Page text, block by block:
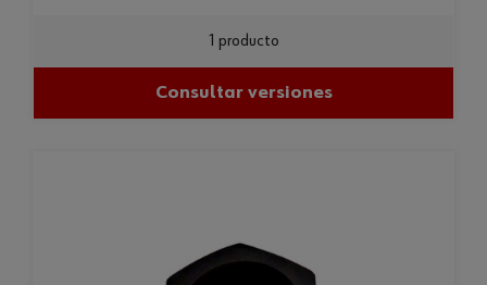
1 producto
Consultar versiones